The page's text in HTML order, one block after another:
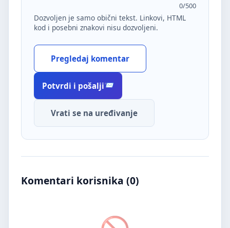
0/500
Dozvoljen je samo obični tekst. Linkovi, HTML
kod i posebni znakovi nisu dozvoljeni.
Pregledaj komentar
Potvrdi i pošalji
Vrati se na uređivanje
Komentari korisnika (0)